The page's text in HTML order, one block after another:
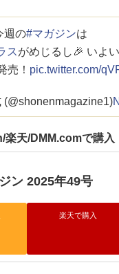
週の#マガジンは
スがめじるし🎉 いよ
売！ pic.twitter.com/
楽天/DMM.comで購入
ン 2025年49号
楽天で購入